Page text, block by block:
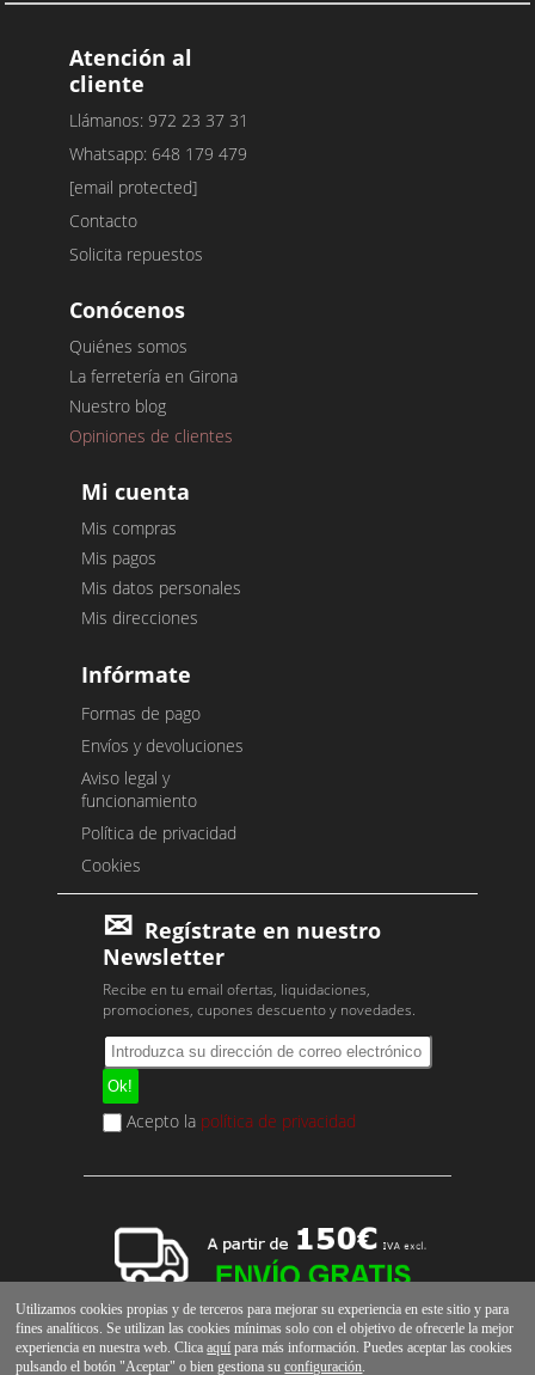
Atención al
cliente
Llámanos: 972 23 37 31
Whatsapp: 648 179 479
[email protected]
Contacto
Solicita repuestos
Conócenos
Quiénes somos
La ferretería en Girona
Nuestro blog
Opiniones de clientes
Mi cuenta
Mis compras
Mis pagos
Mis datos personales
Mis direcciones
Infórmate
Formas de pago
Envíos y devoluciones
Aviso legal y
funcionamiento
Política de privacidad
Cookies
Regístrate en nuestro
Newsletter
Recibe en tu email ofertas, liquidaciones,
promociones, cupones descuento y novedades.
Acepto la política de privacidad
Utilizamos cookies propias y de terceros para mejorar su experiencia en este sitio y para
fines analíticos. Se utilizan las cookies mínimas solo con el objetivo de ofrecerle la mejor
experiencia en nuestra web. Clicaaquí para más información. Puedes aceptar las cookies
pulsando el botón "Aceptar" o bien gestiona suconfiguración.